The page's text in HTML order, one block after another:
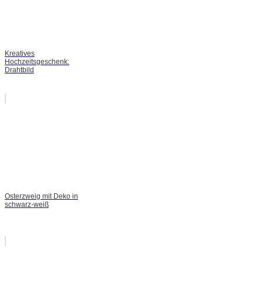
Kreatives
Hochzeitsgeschenk:
Drahtbild
Osterzweig mit Deko in
schwarz-weiß